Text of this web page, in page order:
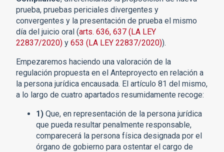
prueba, pruebas periciales divergentes y
convergentes y la presentación de prueba el mismo
día del juicio oral (arts. 636, 637 (LA LEY
22837/2020) y 653 (LA LEY 22837/2020)).
Empezaremos haciendo una valoración de la
regulación propuesta en el Anteproyecto en relación a
la persona jurídica encausada. El artículo 81 del mismo,
a lo largo de cuatro apartados resumidamente recoge:
1) Que, en representación de la persona jurídica
que pueda resultar penalmente responsable,
comparecerá la persona física designada por el
órgano de gobierno para ostentar el cargo de